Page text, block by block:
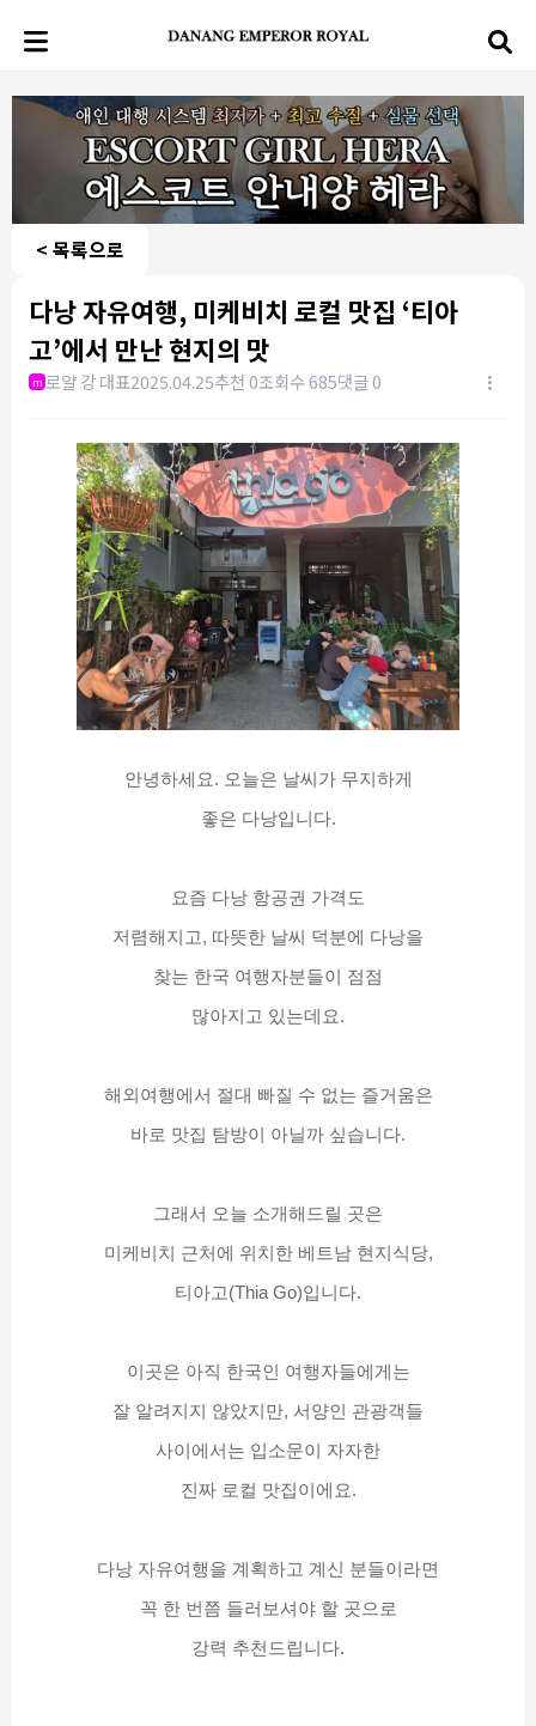
< 목록으로
다낭 자유여행, 미케비치 로컬 맛집 ‘티아
고’에서 만난 현지의 맛
m 로얄 강 대표2025.04.25추천 0조회수 685댓글 0
안녕하세요. 오늘은 날씨가 무지하게
좋은 다낭입니다.
요즘 다낭 항공권 가격도
저렴해지고, 따뜻한 날씨 덕분에 다낭을
찾는 한국 여행자분들이 점점
많아지고 있는데요.
해외여행에서 절대 빠질 수 없는 즐거움은
바로 맛집 탐방이 아닐까 싶습니다.
그래서 오늘 소개해드릴 곳은
미케비치 근처에 위치한 베트남 현지식당,
티아고(Thia Go)입니다.
이곳은 아직 한국인 여행자들에게는
잘 알려지지 않았지만, 서양인 관광객들
사이에서는 입소문이 자자한
진짜 로컬 맛집이에요.
다낭 자유여행을 계획하고 계신 분들이라면
꼭 한 번쯤 들러보셔야 할 곳으로
강력 추천드립니다.